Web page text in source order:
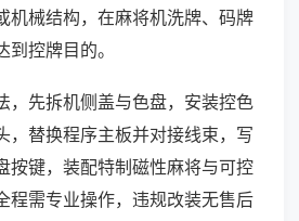
机械结构，在麻将机洗牌、码牌
控牌目的。
，先拆机侧盖与色盘，安装控色
，替换程序主板并对接线束，写
按键，装配特制磁性麻将与可控
程需专业操作，违规改装无售后